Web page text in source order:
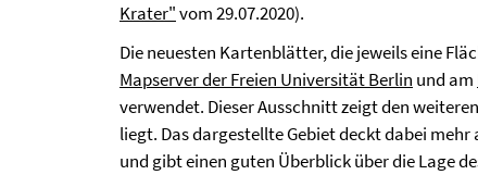
Krater"vom 29.07.2020).
Die neuesten Kartenblätter, die jeweils eine
Mapserver der Freien Universität Berlin und am
verwendet. Dieser Ausschnitt zeigt den
liegt. Das dargestellte Gebiet deckt dabei
und gibt einen guten Überblick über die Lage